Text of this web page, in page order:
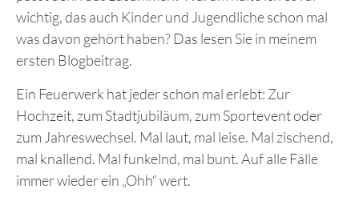
wichtig, das auch Kinder und Jugendliche schon mal
was davon gehört haben? Das lesen Sie in meinem
ersten Blogbeitrag.
Ein Feuerwerk hat jeder schon mal erlebt: Zur
Hochzeit, zum Stadtjubiläum, zum Sportevent oder
zum Jahreswechsel. Mal laut, mal leise. Mal zischend,
mal knallend. Mal funkelnd, mal bunt. Auf alle Fälle
immer wieder ein „Ohh“ wert.